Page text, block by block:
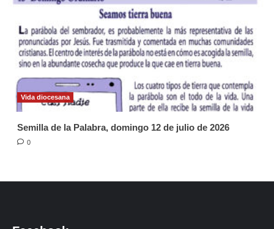
Vida diocesana
Semilla de la Palabra, domingo 12 de julio de 2026
0